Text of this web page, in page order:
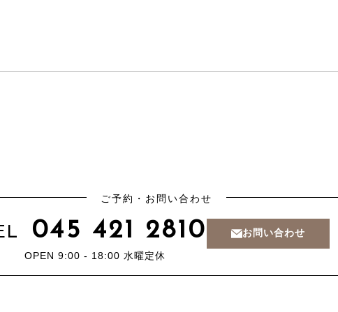
ご予約・お問い合わせ
045 421 2810
OPEN 9:00 - 18:00 水曜定休
お問い合わせ